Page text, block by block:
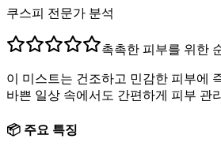
쿠스피 전문가 분석
촉촉한 피부를 위한
이 미스트는 건조하고 민감한 피부에
바쁜 일상 속에서도 간편하게 피부 관
📦 주요 특징